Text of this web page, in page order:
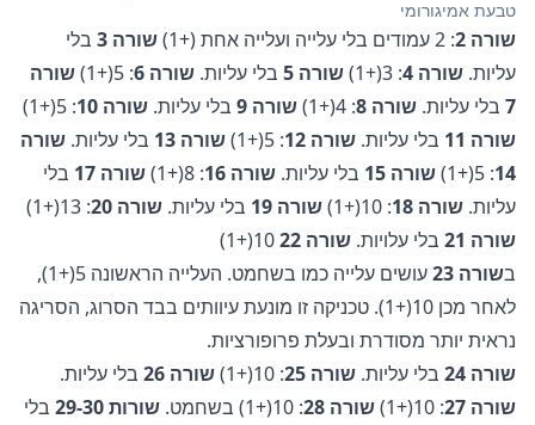
טבעת אמיגורומי
שורה 2 : 2 עמודים בלי עלייה ועלייה אחת (+1) שורה 3
בלי
עליות. שורה 4 : 3(+1) שורה 5 בלי עליות. שורה 6 : 5(+1)
שורה
7 בלי עליות. שורה 8 : 4(+1) שורה 9 בלי עליות. שורה 10
: 5(+1)
שורה 11
בלי עליות. שורה 12 : 5(+1) שורה 13 בלי עליות. שורה
14
: 5(+1) שורה 15 בלי עליות. שורה 16 : 8(+1) שורה 17
בלי
עליות. שורה 18 : 10(+1) שורה 19 בלי עליות. שורה 20
: 13(+1)
שורה 21
בלי עלויות. שורה 22
בשורה 23
עושים עלייה כמו בשחמט. העלייה הראשונה 5(+1),
לאחר מכן 10(+1). טכניקה זו מונעת עיוותים בבד הסרוג, הסריגה
נראית יותר מסודרת ובעלת פרופורציות.
שורה 24
בלי עליות. שורה 25 : 10(+1) שורה 26
בלי עליות.
שורה 27
: 10(+1) שורה 28 : 10(+1) בשחמט. שורות 29-30
בלי